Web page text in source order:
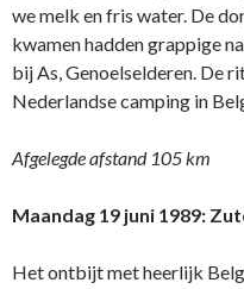
we melk en fris water. De
kwamen hadden grappige
bij As, Genoelselderen. De
Nederlandse camping in
Afgelegde afstand 105 km
Maandag 19 juni 1989:
Het ontbijt met heerlijk